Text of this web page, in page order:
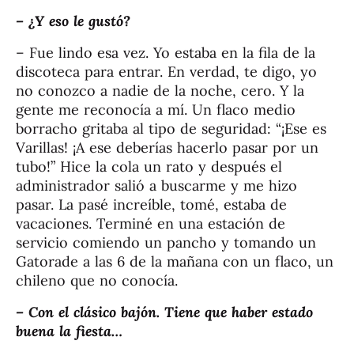
– ¿Y eso le gustó?
– Fue lindo esa vez. Yo estaba en la fila de la
discoteca para entrar. En verdad, te digo, yo
no conozco a nadie de la noche, cero. Y la
gente me reconocía a mí. Un flaco medio
borracho gritaba al tipo de seguridad: “¡Ese es
Varillas! ¡A ese deberías hacerlo pasar por un
tubo!” Hice la cola un rato y después el
administrador salió a buscarme y me hizo
pasar. La pasé increíble, tomé, estaba de
vacaciones. Terminé en una estación de
servicio comiendo un pancho y tomando un
Gatorade a las 6 de la mañana con un flaco, un
chileno que no conocía.
– Con el clásico bajón. Tiene que haber estado
buena la fiesta…